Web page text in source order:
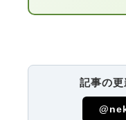
記事の